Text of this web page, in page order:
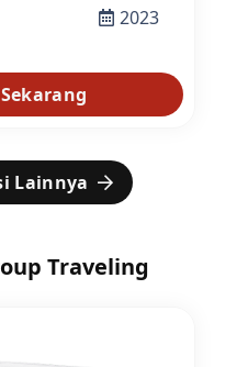
2023
Lainnya
Traveling